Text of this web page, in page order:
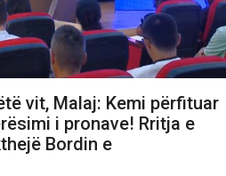
vit, Malaj: Kemi përfituar
i pronave! Rritja e
Bordin e